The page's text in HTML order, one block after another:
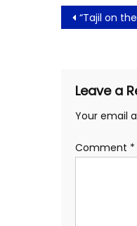
Post
“Tajil on the Road” Omega Hotel Management
Leave a
Your email
Comment *